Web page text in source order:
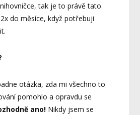
tak je to právě tato.
do měsíce, když potřebuji
otázka, zda mi všechno to
pomohlo a opravdu se
ano! Nikdy jsem se